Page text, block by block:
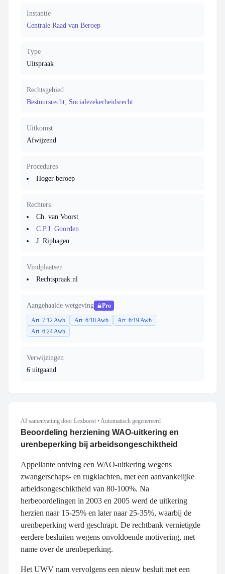
Instantie
Centrale Raad van Beroep
Type
Uitspraak
Rechtsgebied
Bestuursrecht; Socialezekerheidsrecht
Uitkomst
Afwijzend
Procedures
Hoger beroep
Rechters
Ch. van Voorst
C.P.J. Goorden
J. Riphagen
Vindplaatsen
Rechtspraak.nl
Aangehaalde wetgeving Pro
Art. 7:12 Awb Art. 6:18 Awb
Art. 6:19 Awb
Art. 6:24 Awb
Verwijzingen
6 uitgaand
AI samenvatting door Lexboost •Automatisch gegenereerd
Beoordeling herziening WAO-uitkering en
urenbeperking bij arbeidsongeschiktheid
Appellante ontving een WAO-uitkering wegens
zwangerschaps- en rugklachten, met een aanvankelijke
arbeidsongeschiktheid van 80-100%. Na
herbeoordelingen in 2003 en 2005 werd de uitkering
herzien naar 15-25% en later naar 25-35%, waarbij de
urenbeperking werd geschrapt. De rechtbank vernietigde
eerdere besluiten wegens onvoldoende motivering, met
name over de urenbeperking.
Het UWV nam vervolgens een nieuw besluit met een